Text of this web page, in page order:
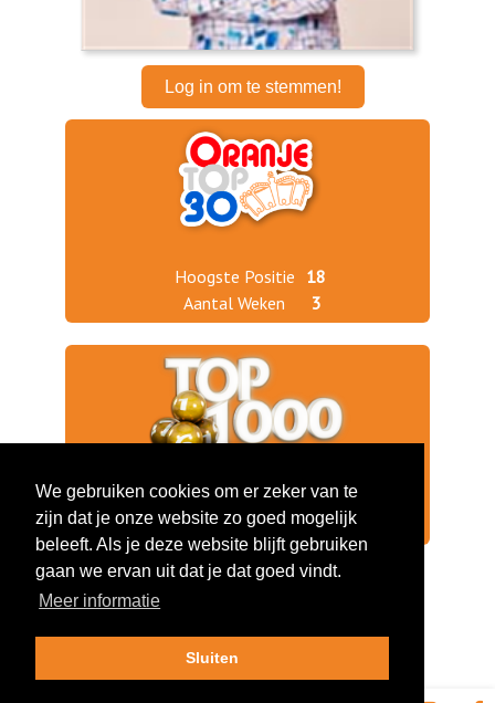
Log in om te stemmen!
Hoogste Positie 18
Aantal Weken
3
Jaargang 2025 516
Jaargang 2022
253
We gebruiken cookies om er zeker van te
zijn dat je onze website zo goed mogelijk
beleeft. Als je deze website blijft gebruiken
gaan we ervan uit dat je dat goed vindt.
Meer informatie
Sluiten